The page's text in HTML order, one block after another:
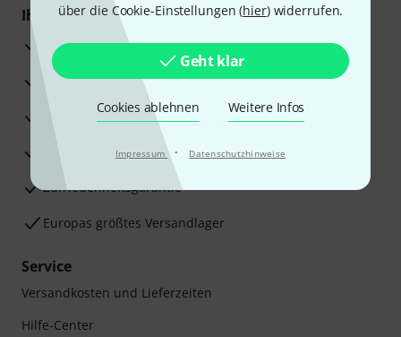
über die Cookie-Einstellungen (hier) widerrufen.
Geht klar
Cookies ablehnen Weitere Infos
Impressum · Datenschutzhinweise
Ihre Vorteile
3 Jahre Thomann Garantie
30 Tage Money-Back-Garantie
Reparaturservice
Beratung durch Fachexperten
Zufriedenheitsgarantie
Europas größtes Versandlager
Service
Versandkosten und Lieferzeiten
Hilfe-Center